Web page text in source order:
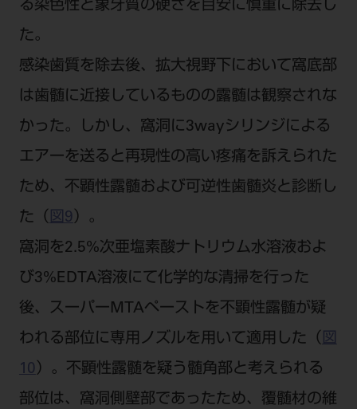
る染色性と象牙質の硬さを目安に慎重に除去し
た。
感染歯質を除去後、拡大視野下において窩底部
は歯髄に近接しているものの露髄は観察されな
かった。しかし、窩洞に3wayシリンジによる
エアーを送ると再現性の高い疼痛を訴えられた
ため、不顕性露髄および可逆性歯髄炎と診断し
た（ 図9 ）。
窩洞を2.5%次亜塩素酸ナトリウム水溶液およ
び3%EDTA溶液にて化学的な清掃を行った
後、スーパーMTAペーストを不顕性露髄が疑
われる部位に専用ノズルを用いて適用した（ 図
10 ）。不顕性露髄を疑う髄角部と考えられる
部位は、窩洞側壁部であったため、覆髄材の維